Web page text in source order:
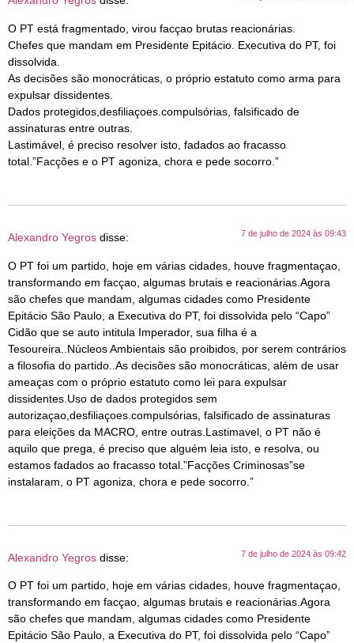
O PT está fragmentado, virou facçao brutas reacionárias.
Chefes que mandam em Presidente Epitácio. Executiva do PT, foi
dissolvida.
As decisões são monocráticas, o próprio estatuto como arma para
expulsar dissidentes.
Dados protegidos,desfiliaçoes.compulsórias, falsificado de
assinaturas entre outras.
Lastimável, é preciso resolver isto, fadados ao fracasso
total.”Facções e o PT agoniza, chora e pede socorro.”
Alexandro Yegros disse: 7 de julho de 2024 às 09:43
O PT foi um partido, hoje em várias cidades, houve fragmentaçao,
transformando em facçao, algumas brutais e reacionárias.Agora
são chefes que mandam, algumas cidades como Presidente
Epitácio São Paulo, a Executiva do PT, foi dissolvida pelo “Capo”
Cidão que se auto intitula Imperador, sua filha é a
Tesoureira..Núcleos Ambientais são proibidos, por serem contrários
a filosofia do partido..As decisões são monocráticas, além de usar
ameaças com o próprio estatuto como lei para expulsar
dissidentes.Uso de dados protegidos sem
autorizaçao,desfiliaçoes.compulsórias, falsificado de assinaturas
para eleições da MACRO, entre outras.Lastimavel, o PT não é
aquilo que prega, é preciso que alguém leia isto, e resolva, ou
estamos fadados ao fracasso total.”Facções Criminosas”se
instalaram, o PT agoniza, chora e pede socorro.”
Alexandro Yegros disse: 7 de julho de 2024 às 09:42
O PT foi um partido, hoje em várias cidades, houve fragmentaçao,
transformando em facçao, algumas brutais e reacionárias.Agora
são chefes que mandam, algumas cidades como Presidente
Epitácio São Paulo, a Executiva do PT, foi dissolvida pelo “Capo”